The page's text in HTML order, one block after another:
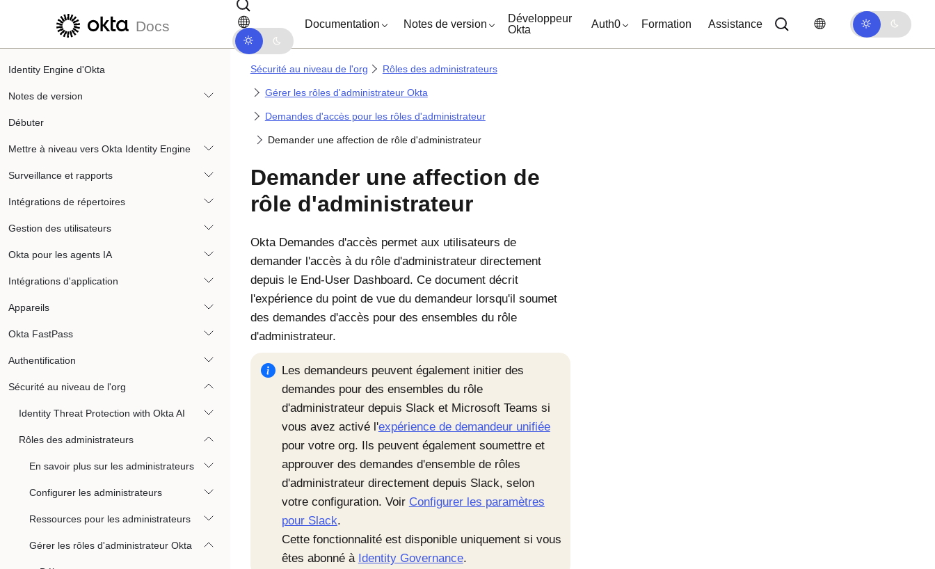
Passer au contenu principal Passer à la navigation dans les documents
Docs Documentation Notes de version
Développeur
Okta
Auth0 Formation Assistance
Identity Engine d'Okta
Notes de version
Débuter
Mettre à niveau vers Okta Identity Engine
Surveillance et rapports
Intégrations de répertoires
Gestion des utilisateurs
Okta pour les agents IA
Intégrations d'application
Appareils
Okta FastPass
Authentification
Sécurité au niveau de l'org
Identity Threat Protection with Okta AI
Rôles des administrateurs
En savoir plus sur les administrateurs
Configurer les administrateurs
Ressources pour les administrateurs
Gérer les rôles d'administrateur Okta
Sécurité au niveau de l'org Rôles des administrateurs
Gérer les rôles d'administrateur Okta
Demandes d'accès pour les rôles d'administrateur
Demander une affection de rôle d'administrateur
Demander une affection de
rôle d'administrateur
Okta Demandes d'accès permet aux utilisateurs de
demander l'accès à du rôle d'administrateur directement
depuis le End-User Dashboard. Ce document décrit
l'expérience du point de vue du demandeur lorsqu'il soumet
des demandes d'accès pour des ensembles du rôle
d'administrateur.
Les demandeurs peuvent également initier des
demandes pour des ensembles du rôle
d'administrateur depuis Slack et Microsoft Teams si
vous avez activé l'expérience de demandeur unifiée
pour votre org. Ils peuvent également soumettre et
approuver des demandes d'ensemble de rôles
d'administrateur directement depuis Slack, selon
votre configuration. Voir Configurer les paramètres
pour Slack.
Cette fonctionnalité est disponible uniquement si vous
êtes abonné à Identity Governance.